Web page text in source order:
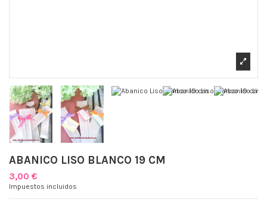
ABANICO LISO BLANCO 19 CM
3,00 €
Impuestos incluidos